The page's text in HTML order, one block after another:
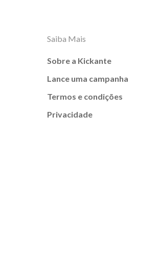
Saiba Mais
Sobre a Kickante
Lance uma campanha
Termos e condições
Privacidade